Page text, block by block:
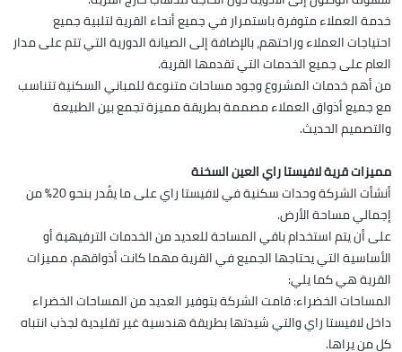
خدمة العملاء متوفرة باستمرار في جميع أنحاء القرية لتلبية جميع
احتياجات العملاء وراحتهم، بالإضافة إلى الصيانة الدورية التي تتم على مدار
العام على جميع الخدمات التي تقدمها القرية.
من أهم خدمات المشروع وجود مساحات متنوعة للمباني السكنية تتناسب
مع جميع أذواق العملاء مصممة بطريقة مميزة تجمع بين الطبيعة
والتصميم الحديث.
مميزات قرية لافيستا راي العين السخنة
أنشأت الشركة وحدات سكنية في لافيستا راي على ما يقُدر بنحو 20٪ من
إجمالي مساحة الأرض.
على أن يتم استخدام باقي المساحة للعديد من الخدمات الترفيهية أو
الأساسية التي يحتاجها الجميع في القرية مهما كانت أذواقهم. مميزات
القرية هي كما يلي:
المساحات الخضراء: قامت الشركة بتوفير العديد من المساحات الخضراء
داخل لافيستا راي والتي شيدتها بطريقة هندسية غير تقليدية لجذب انتباه
كل من يراها.